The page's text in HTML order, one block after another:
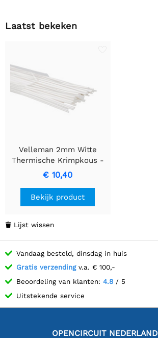
Laatst bekeken
Velleman 2mm Witte
Thermische Krimpkous -
Pak van 50
€ 10,40
Bekijk product
 Lijst wissen
Vandaag besteld, dinsdag in huis
Gratis verzendingv.a. € 100,-
Beoordeling van klanten: 4.8 / 5
Uitstekende service
OPENCIRCUIT NEDERLAND